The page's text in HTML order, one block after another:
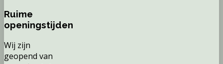
Ruime
openingstijden
Wij zijn
geopend van